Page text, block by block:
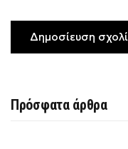
Πρόσφατα άρθρα